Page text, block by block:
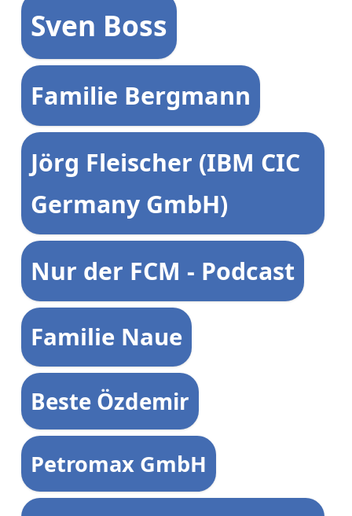
Sven Boss
Familie Bergmann
Jörg Fleischer (IBM CIC
Germany GmbH)
Nur der FCM - Podcast
Familie Naue
Beste Özdemir
Petromax GmbH